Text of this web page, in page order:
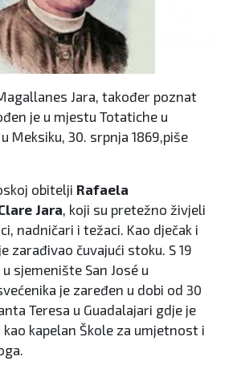
Jara, također poznat
je u mjestu Totatiche u
Meksiku, 30. srpnja 1869,piše
obitelji Rafaela
Jara , koji su pretežno živjeli
nadničari i težaci. Kao dječak i
zarađivao čuvajući stoku. S 19
sjemenište San José u
je zaređen u dobi od 30
Teresa u Guadalajari gdje je
kapelan Škole za umjetnost i